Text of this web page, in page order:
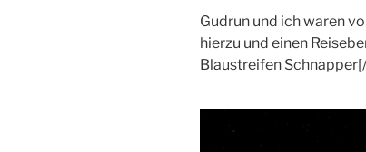
Gudrun und ich waren
hierzu und einen
Blaustreifen